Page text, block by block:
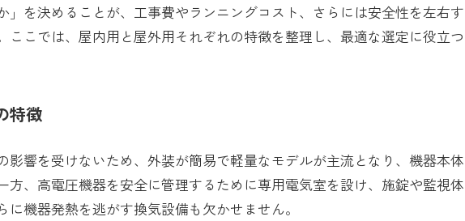
」を決めることが、工事費やランニングコスト、さらには安全性を左右す
ここでは、屋内用と屋外用それぞれの特徴を整理し、最適な選定に役立つ
特徴
影響を受けないため、外装が簡易で軽量なモデルが主流となり、機器本体
方、高電圧機器を安全に管理するために専用電気室を設け、施錠や監視体
機器発熱を逃がす換気設備も欠かせません。